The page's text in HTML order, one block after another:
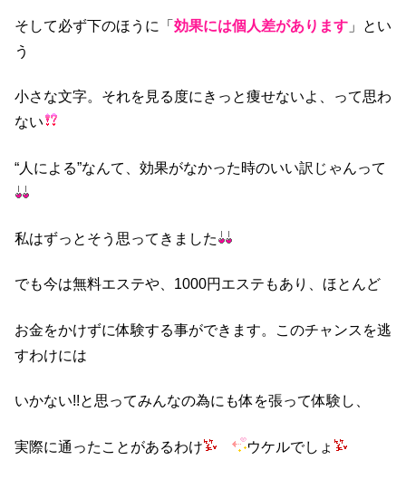
そして必ず下のほうに「 効果には個人差があります 」とい
う
小さな文字。それを見る度にきっと痩せないよ、って思わ
ない
“人による”なんて、効果がなかった時のいい訳じゃんって
私はずっとそう思ってきました
でも今は無料エステや、1000円エステ もあり、ほとんど
お金をかけずに体験する事ができます。このチャンスを逃
すわけには
いかない!!と思ってみんなの為にも体を張って体験し、
実際に通ったことがあるわけ ウケルでしょ